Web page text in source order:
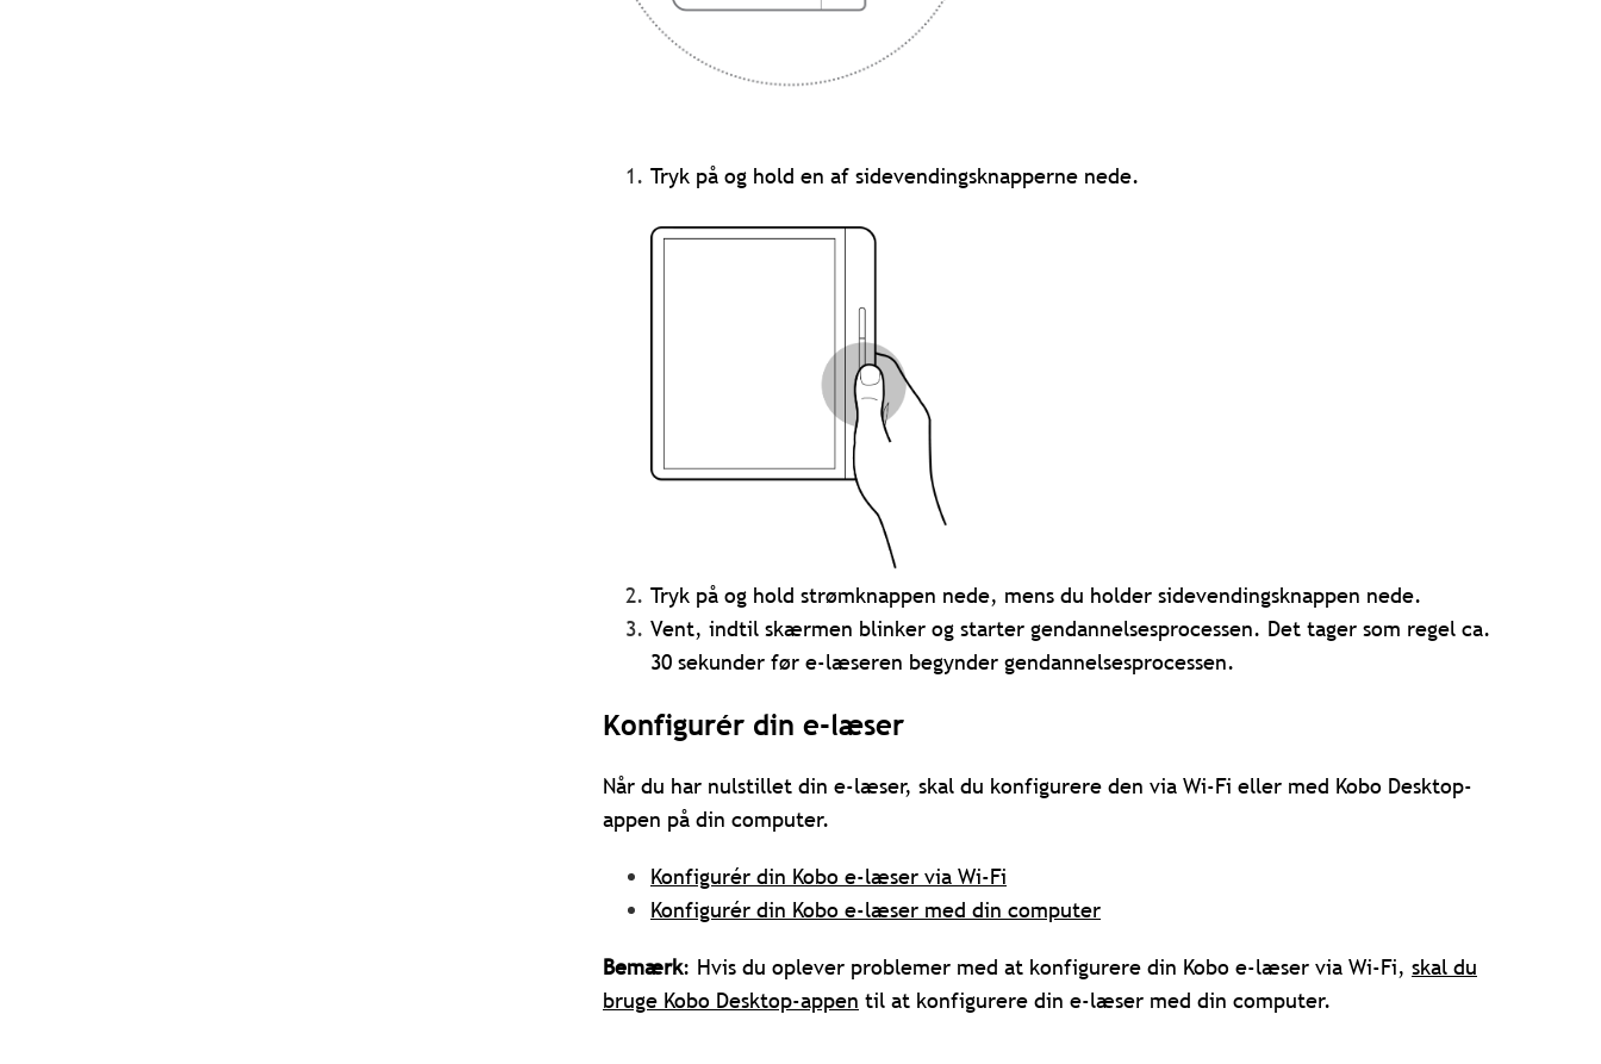
Tryk på og hold en af sidevendingsknapperne nede.
Tryk på og hold strømknappen nede, mens du holder sidevendingsknappen nede.
Vent, indtil skærmen blinker og starter gendannelsesprocessen. Det tager som regel ca.
30 sekunder før e-læseren begynder gendannelsesprocessen.
Konfigurér din e-læser
Når du har nulstillet din e-læser, skal du konfigurere den via Wi-Fi eller med Kobo Desktop-
appen på din computer.
Konfigurér din Kobo e-læser via Wi-Fi
Konfigurér din Kobo e-læser med din computer
Bemærk: Hvis du oplever problemer med at konfigurere din Kobo e-læser via Wi-Fi, skal du
bruge Kobo Desktop-appen til at konfigurere din e-læser med din computer.